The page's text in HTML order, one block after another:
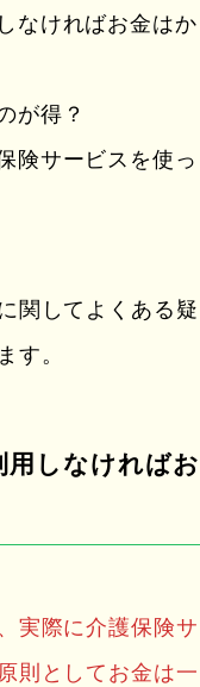
なければお金はか
が得？
険サービスを使っ
関してよくある疑
す。
用しなければお
実際に介護保険サ
則としてお金は一